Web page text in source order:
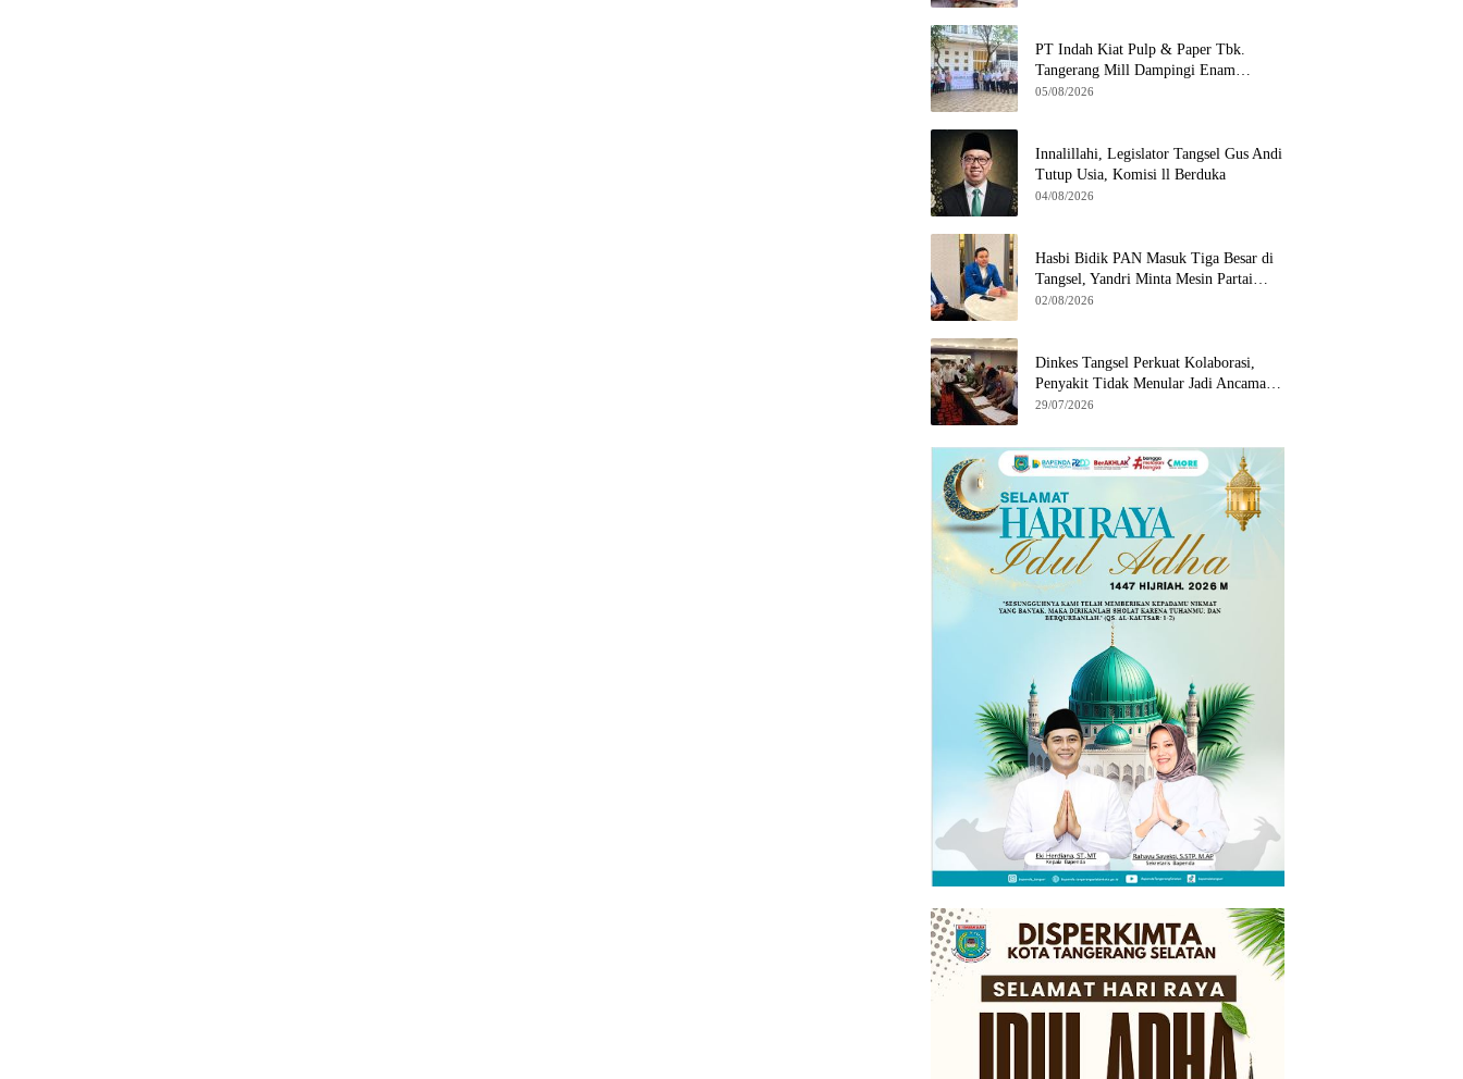
PT Indah Kiat Pulp & Paper Tbk.
Tangerang Mill Dampingi Enam
Wilayah Binaan
05/08/2026
Innalillahi, Legislator Tangsel Gus Andi
Tutup Usia, Komisi ll Berduka
04/08/2026
Hasbi Bidik PAN Masuk Tiga Besar di
Tangsel, Yandri Minta Mesin Partai
Bergerak
02/08/2026
Dinkes Tangsel Perkuat Kolaborasi,
Penyakit Tidak Menular Jadi Ancaman
Utama
29/07/2026